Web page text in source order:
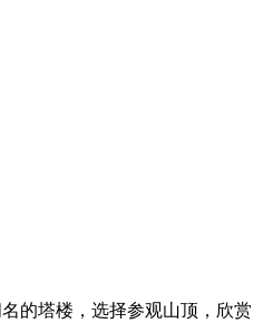
的塔楼，选择参观山顶，欣赏